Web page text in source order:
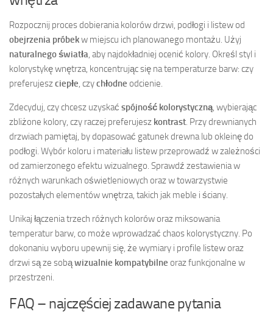
Rozpocznij proces dobierania kolorów drzwi, podłogi i listew od
obejrzenia próbekw miejscu ich planowanego montażu. Użyj
naturalnego światła , aby najdokładniej ocenić kolory. Określ styl i
kolorystykę wnętrza, koncentrując się na temperaturze barw: czy
preferujeszciepłe , czychłodne odcienie.
Zdecyduj, czy chcesz uzyskać spójność kolorystyczną , wybierając
zbliżone kolory, czy raczej preferujesz kontrast . Przy drewnianych
drzwiach pamiętaj, by dopasować gatunek drewna lub okleinę do
podłogi. Wybór koloru i materiału listew przeprowadź w zależności
od zamierzonego efektu wizualnego. Sprawdź zestawienia w
różnych warunkach oświetleniowych oraz w towarzystwie
pozostałych elementów wnętrza, takich jak meble i ściany.
Unikaj łączenia trzech różnych kolorów oraz miksowania
temperatur barw, co może wprowadzać chaos kolorystyczny. Po
dokonaniu wyboru upewnij się, że wymiary i profile listew oraz
drzwi są ze sobąwizualnie kompatybilne oraz funkcjonalne w
przestrzeni.
FAQ – najczęściej zadawane pytania